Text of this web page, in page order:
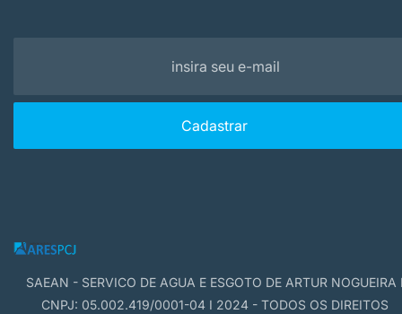
SAEAN - SERVICO DE AGUA E ESGOTO DE ARTUR NOGUEIRA
CNPJ: 05.002.419/0001-04 I 2024 - TODOS OS DIREITOS